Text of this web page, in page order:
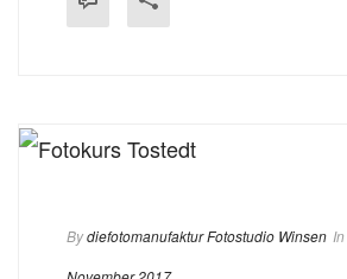
Bydiefotomanufaktur Fotostudio Winsen In